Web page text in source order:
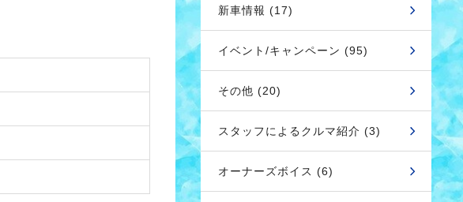
新車情報 (17)
イベント/キャンペーン (95)
その他 (20)
スタッフによるクルマ紹介 (3)
オーナーズボイス (6)